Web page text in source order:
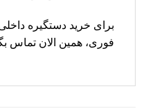
برای خرید دستگیره
فوری، همین الان تماس